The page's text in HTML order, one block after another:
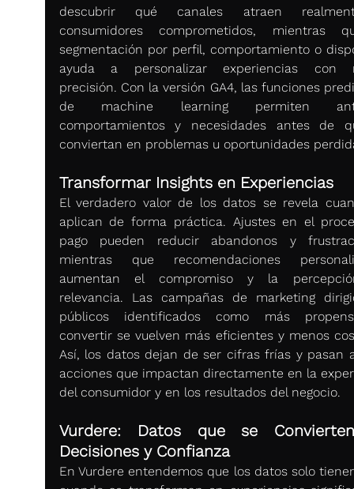
descubrir qué canales atraen
consumidores comprometidos, mientras
segmentación por perfil, comportamiento o
ayuda a personalizar experiencias con
precisión. Con la versión GA4, las funciones
de machine learning permiten
comportamientos y necesidades antes de
conviertan en problemas u oportunidades
Transformar Insights en Experiencias
El verdadero valor de los datos se revela
aplican de forma práctica. Ajustes en el
pago pueden reducir abandonos y
mientras que recomendaciones
aumentan el compromiso y la
relevancia. Las campañas de marketing
públicos identificados como más
convertir se vuelven más eficientes y menos
Así, los datos dejan de ser cifras frías y pasan
acciones que impactan directamente en la
del consumidor y en los resultados del negocio.
Vurdere: Datos que se
Decisiones y Confianza
En Vurdere entendemos que los datos solo